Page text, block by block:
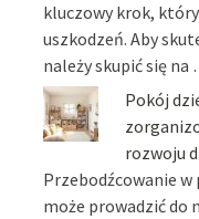
kluczowy krok,
uszkodzeń. Aby
należy skupić się na
Pokój
rozwoju
Przebodźcowanie
może prowadzić do